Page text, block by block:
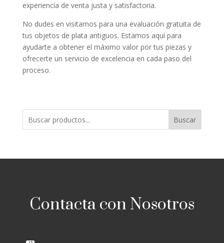
experiencia de venta justa y satisfactoria.
No dudes en visitarnos para una evaluación gratuita de
tus objetos de plata antiguos. Estamos aquí para
ayudarte a obtener el máximo valor por tus piezas y
ofrecerte un servicio de excelencia en cada paso del
proceso.
Buscar
Contacta con Nosotros